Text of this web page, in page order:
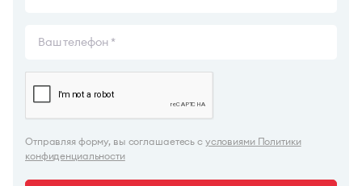
Отправляя форму, вы соглашаетесь с условиями Политики
конфиденциальности